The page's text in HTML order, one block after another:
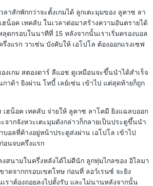
ลาสักพักกว่าจะตั้งเกมได้ ลูกเตะมุมของ ลูคาซ ลา
ฮน็อค เทคลับ ในเวลาต่อมาสร้างความอันตรายได้
ดกรอบในนาทีที่ 15 หลังจากนั้นเราเริ่มครองบอล
งแรก วาเซ่น บังคับให้ เอโปโล ต้องออกแรงเซฟ
งเกม สตองดาร์ ลีแอช ดูเหมือนจะขึ้นนำได้สำเร็จ
กาด้า ยิงผ่าน โทบี้ เลย์เซ่น เข้าไป แต่สุดท้ายก็ถูก
เฮน็อค เทคลับ จ่ายให้ ลูคาซ ลาโคมี ยิงแฉลบออก
จากจังหวะเตะมุมดังกล่าวก็กลายเป็นประตูขึ้นนำ
บอลที่ค้างอยู่หน้าประตูส่งผ่าน เอโปโล เข้าไป
อนจบครึ่งแรก
งสนามในครึ่งหลังได้ไม่ดีนัก ลูกทุ่มไกลของ อิไลมา
าดจากกรอบเขตโทษ ก่อนที่ ลอว์เรนซ์ จะยิง
ราต้องถอยลงไปตั้งรับ และไม่นานหลังจากนั้น